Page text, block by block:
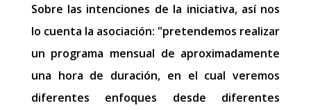
Sobre las intenciones de la iniciativa, así nos
lo cuenta la asociación: "pretendemos realizar
un programa mensual de aproximadamente
una hora de duración, en el cual veremos
diferentes enfoques desde diferentes